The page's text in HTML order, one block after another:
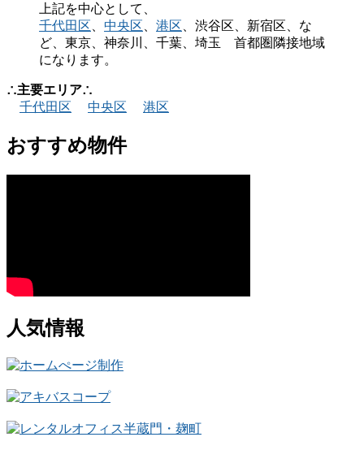
上記を中心として、
千代田区
中央区 港区 、渋谷区、新宿区、な
ど、東京、神奈川、千葉、埼玉 首都圏隣接地域
になります。
∴主要エリア∴
千代田区
中央区 港区
おすすめ物件
人気情報